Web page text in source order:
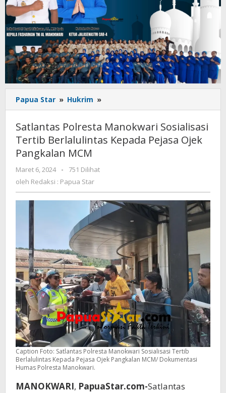
Papua Star » Hukrim »
Polresta
Sosialisasi
Tertib
Pangkalan
MCM
Satlantas Polresta Manokwari Sosialisasi
Tertib Berlalulintas Kepada Pejasa Ojek
Pangkalan MCM
Maret 6, 2024
oleh
Redaksi
-
751 Dilihat
oleh Redaksi : Papua Star
Caption Foto: Satlantas Polresta Manokwari Sosialisasi Tertib
Berlalulintas Kepada Pejasa Ojek Pangkalan MCM/ Dokumentasi
Humas Polresta Manokwari.
MANOKWARI, PapuaStar.com-Satlantas